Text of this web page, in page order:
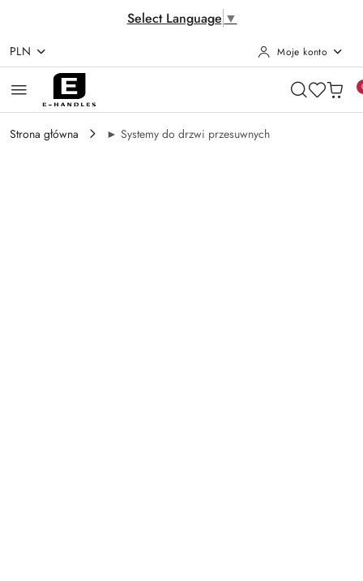
Select Language ▼
Przejdź do treści głównej
Przejdź do wyszukiwarki
Przejdź do moje konto
Przejdź do menu głównego
Przejdź do opisu produktu
Przejdź do stopki
PLN Moje konto
Strona główna ► Systemy do drzwi przesuwnych